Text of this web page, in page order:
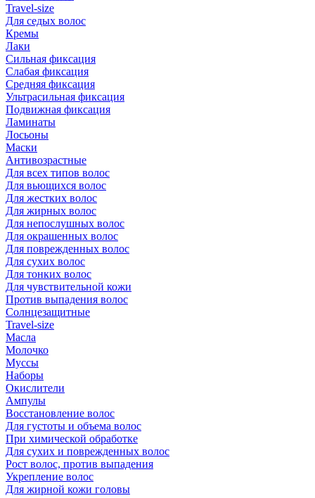
Travel-size
Для седых волос
Кремы
Лаки
Сильная фиксация
Слабая фиксация
Средняя фиксация
Ультрасильная фиксация
Подвижная фиксация
Ламинаты
Лосьоны
Маски
Антивозрастные
Для всех типов волос
Для вьющихся волос
Для жестких волос
Для жирных волос
Для непослушных волос
Для окрашенных волос
Для поврежденных волос
Для сухих волос
Для тонких волос
Для чувствительной кожи
Против выпадения волос
Солнцезащитные
Travel-size
Масла
Молочко
Муссы
Наборы
Окислители
Ампулы
Восстановление волос
Для густоты и объема волос
При химической обработке
Для сухих и поврежденных волос
Рост волос, против выпадения
Укрепление волос
Для жирной кожи головы